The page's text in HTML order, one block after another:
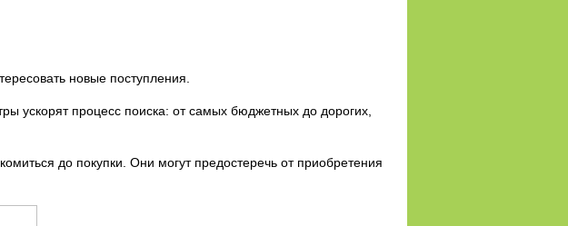
новые поступления.
ускорят процесс поиска: от самых бюджетных до дорогих,
до покупки. Они могут предостеречь от приобретения